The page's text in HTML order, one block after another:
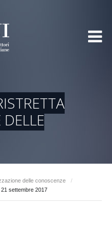
delle conoscenze
/
settembre 2017